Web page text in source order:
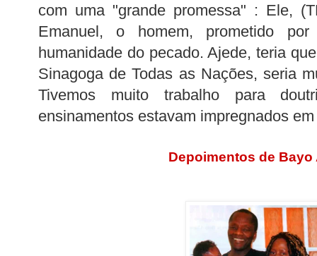
com uma "grande promessa" : Ele,
Emanuel, o homem, prometido
humanidade do pecado. Ajede, teria
Sinagoga de Todas as Nações, seria
Tivemos muito trabalho para
ensinamentos estavam impregnados
Depoimentos de Bayo